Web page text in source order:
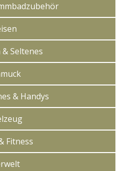
Seltenes
& Handys
Fitness